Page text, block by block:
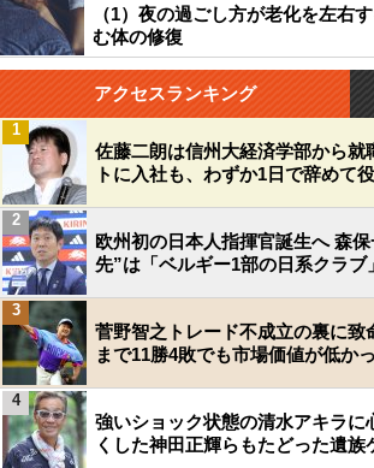
（1）夜の過ごし方が老化を左右
む体の修復
アクセスランキング
佐藤二朗は信州大経済学部から就
トに入社も、わずか1日で辞めて
1
欧州初の日本人指揮官誕生へ 森
先”は「ベルギー1部の日系クラブ
2
菅野智之トレード不成立の裏に
まで11勝4敗でも市場価値が低か
3
強いショック状態の清水アキラ
くした神田正輝らもたどった遺族
4